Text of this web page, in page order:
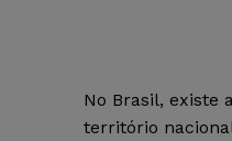
No Brasil, existe
território